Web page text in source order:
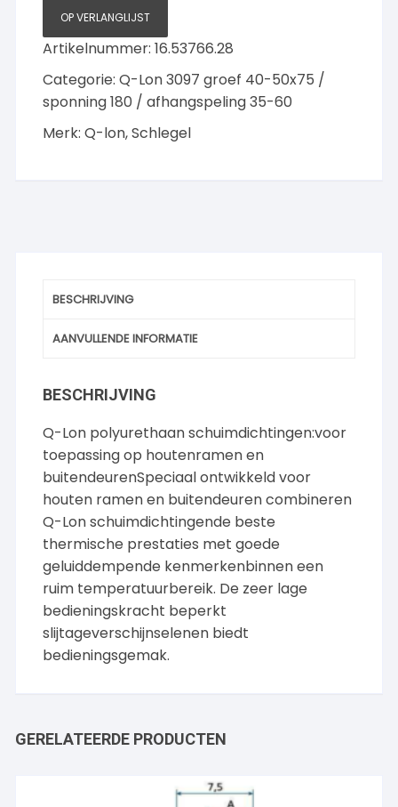
meter
Zwart
aantal
OP VERLANGLIJST
Artikelnummer:16.53766.28
Categorie:Q-Lon 3097 groef 40-50x75 /
sponning 180 / afhangspeling 35-60
Merk:Q-lon,Schlegel
BESCHRIJVING
AANVULLENDE INFORMATIE
BESCHRIJVING
Q-Lon polyurethaan schuimdichtingen:voor
toepassing op houtenramen en
buitendeurenSpeciaal ontwikkeld voor
houten ramen en buitendeuren combineren
Q-Lon schuimdichtingende beste
thermische prestaties met goede
geluiddempende kenmerkenbinnen een
ruim temperatuurbereik. De zeer lage
bedieningskracht beperkt
slijtageverschijnselenen biedt
bedieningsgemak.
GERELATEERDE PRODUCTEN